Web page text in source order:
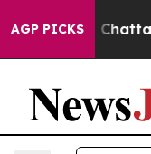
AGP PICKS
Chaos in